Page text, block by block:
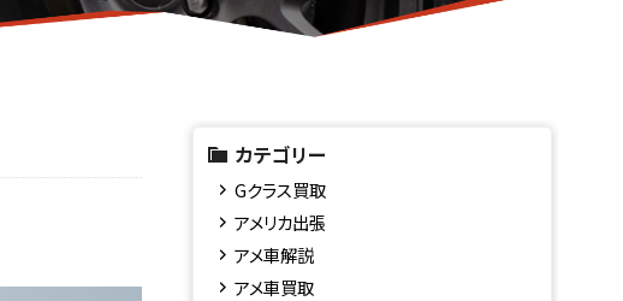
カテゴリー
Gクラス買取
アメリカ出張
アメ車解説
アメ車買取